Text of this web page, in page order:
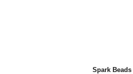
Spark Beads